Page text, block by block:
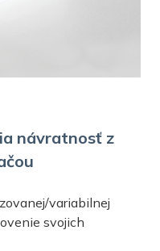
návratnosť z
variabilnej
svojich